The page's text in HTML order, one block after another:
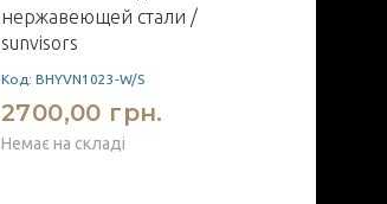
нержавеющей стали /
sunvisors
Код: BHYVN1023-W/S
2700,00 грн.
Немає на складі